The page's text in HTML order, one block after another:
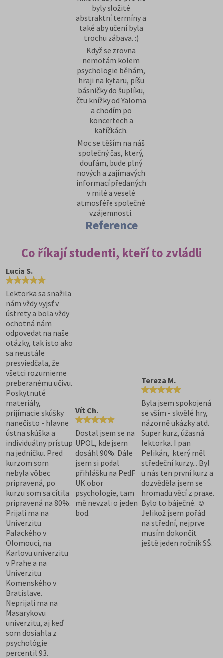
byly složité
abstraktní termíny a
také aby učení byla
trochu zábava. :)
Když se zrovna
nemotám kolem
psychologie běhám,
hraji na kytaru, píšu
básničky do šuplíku,
čtu knížky od Yaloma
a chodím po
koncertech a
kafíčkách.
Moc se těším na náš
společný čas, který,
doufám, bude plný
nových a zajímavých
informací předaných
v milé a veselé
atmosféře společné
vzájemnosti.
Reference
Co říkají studenti, kteří to zvládli
Lucia S.
Lektorka sa snažila
nám vždy vyjsť v
ústrety a bola vždy
ochotná nám
odpovedať na naše
otázky, tak isto ako
sa neustále
presviedčala, že
všetci rozumieme
preberanému učivu.
Poskytnuté
materiály,
prijímacie skúšky
nanečisto - hlavne
ústna skúška a
individuálny prístup
na jedničku. Pred
kurzom som
nebyla vôbec
pripravená, po
kurzu som sa cítila
pripravená na 80%.
Prijali ma na
Univerzitu
Palackého v
Olomouci, na
Karlovu univerzitu
v Prahe a na
Univerzitu
Komenského v
Bratislave.
Neprijali ma na
Masarykovu
univerzitu, aj keď
som dosiahla z
psychológie
percentil 93.
Vít Ch.
Dostal jsem se na
UPOL, kde jsem
dosáhl 90%. Dále
jsem si podal
přihlášku na PedF
UK obor
psychologie, tam
mě nevzali o jeden
bod.
Tereza M.
Byla jsem spokojená
se vším - skvělé hry,
názorně ukázky atd.
Super kurz, úžasná
lektorka. I pan
Pelikán, který měl
středeční kurzy... Byl
u nás ten první kurz a
dozvěděla jsem se
hromadu věcí z praxe.
Bylo to báječné. ☺
Jelikož jsem pořád
na střední, nejprve
musím dokončit
ještě jeden ročník SŠ.